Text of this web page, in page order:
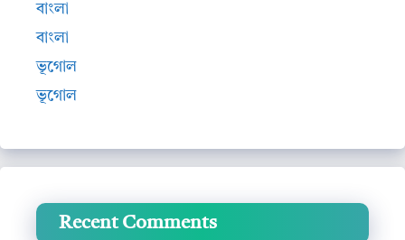
বাংলা
বাংলা
ভূগোল
ভূগোল
Recent Comments